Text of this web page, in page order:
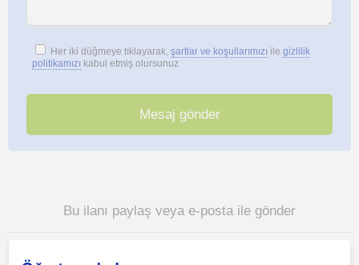
Her iki düğmeye tıklayarak, şartlar ve koşullarımızı ile gizlilik
politikamızı kabul etmiş olursunuz
Bu ilanı paylaş veya e-posta ile gönder